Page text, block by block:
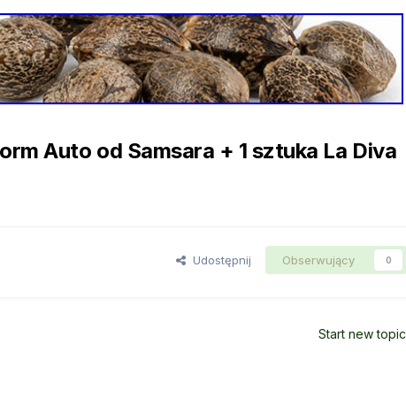
Auto od Samsara + 1 sztuka La Diva
Udostępnij Obserwujący 0
Start new topic